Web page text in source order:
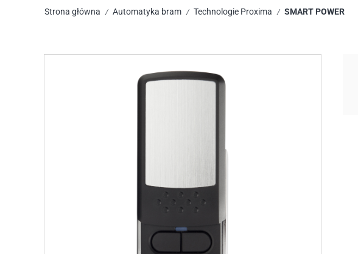
Strona główna / Automatyka bram / Technologie Proxima / SMART POWER